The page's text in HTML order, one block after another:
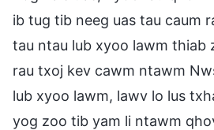
ib tug tib neeg uas tau caum
tau ntau lub xyoo lawm thiab
rau txoj kev cawm ntawm
lub xyoo lawm, lawv lo lus
yog zoo tib yam li ntawm